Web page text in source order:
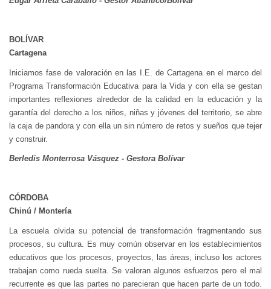
BOLÍVAR
Cartagena
Iniciamos fase de valoración en las I.E. de Cartagena en el marco del
Programa Transformación Educativa para la Vida y con ella se gestan
importantes reflexiones alrededor de la calidad en la educación y la
garantía del derecho a los niños, niñas y jóvenes del territorio, se abre
la caja de pandora y con ella un sin número de retos y sueños que tejer
y construir.
Berledis Monterrosa Vásquez - Gestora Bolívar
CÓRDOBA
Chinú / Montería
La escuela olvida su potencial de transformación fragmentando sus
procesos, su cultura. Es muy común observar en los establecimientos
educativos que los procesos, proyectos, las áreas, incluso los actores
trabajan como rueda suelta. Se valoran algunos esfuerzos pero el mal
recurrente es que las partes no parecieran que hacen parte de un todo.